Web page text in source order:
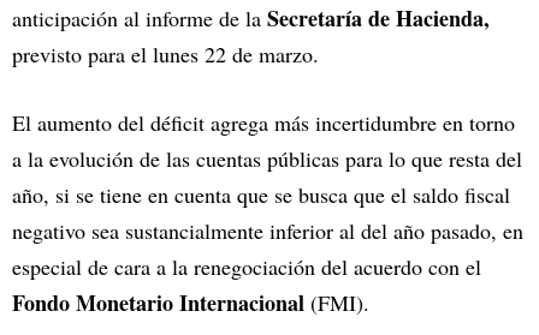
anticipación al informe de la Secretaría de Hacienda,
previsto para el lunes 22 de marzo.
El aumento del déficit agrega más incertidumbre en torno
a la evolución de las cuentas públicas para lo que resta del
año, si se tiene en cuenta que se busca que el saldo fiscal
negativo sea sustancialmente inferior al del año pasado, en
especial de cara a la renegociación del acuerdo con el
Fondo Monetario Internacional (FMI).